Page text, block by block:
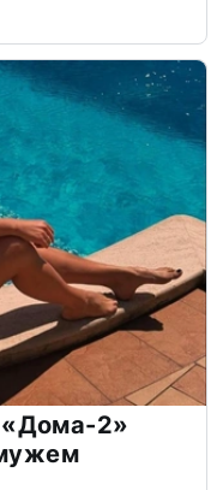
«Дома-2»